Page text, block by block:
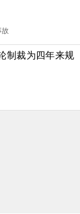
故
制裁为四年来规